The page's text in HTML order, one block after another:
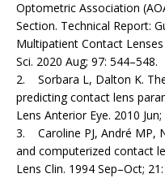
Optometric Association
Section. Technical Report:
Multipatient Contact
Sci. 2020 Aug; 97: 544–548.
2. Sorbara L, Dalton K.
predicting contact lens
Lens Anterior Eye. 2010
3. Caroline PJ, André MP,
and computerized contact
Lens Clin. 1994 Sep–Oct;